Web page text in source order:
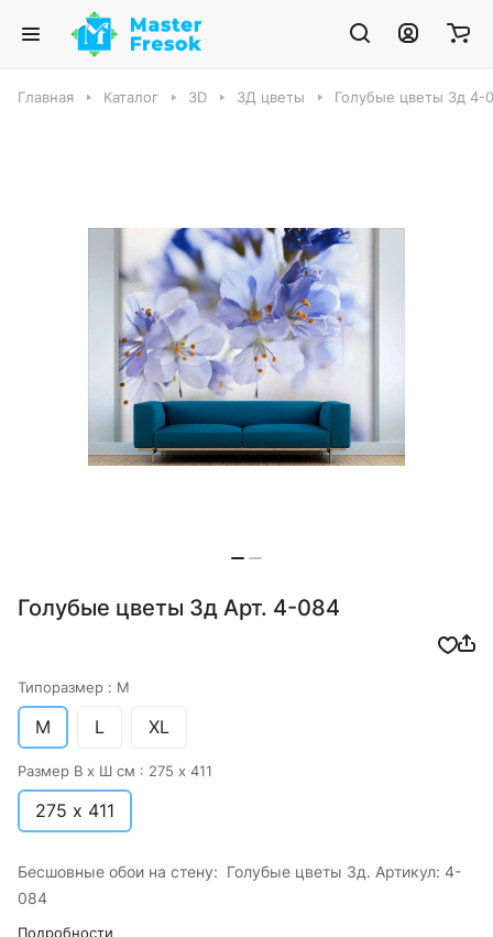
Главная Каталог 3D 3Д цветы Голубые цветы 3д 4-
Голубые цветы 3д Арт. 4-084
Типоразмер : M
M L XL
Размер В х Ш см : 275 х 411
275 х 411
Бесшовные обои на стену: Голубые цветы 3д. Артикул: 4-
084
Подробности